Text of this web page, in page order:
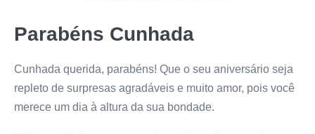
Parabéns Cunhada
Cunhada querida, parabéns! Que o seu aniversário seja
repleto de surpresas agradáveis e muito amor, pois você
merece um dia à altura da sua bondade.